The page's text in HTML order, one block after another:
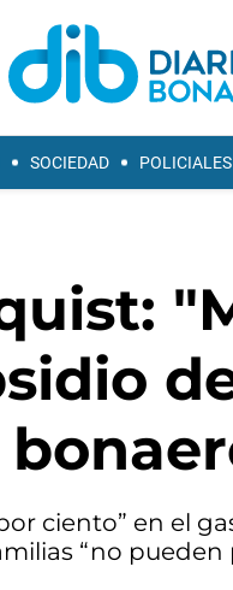
SOCIEDAD POLICIALES
ciento” en el
“no